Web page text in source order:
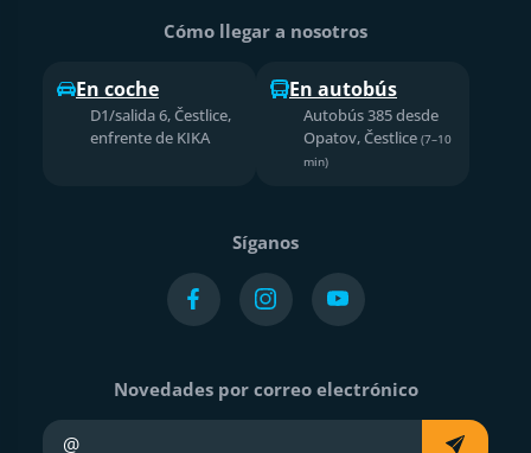
Cómo llegar a nosotros
En coche
D1/salida 6, Čestlice,
enfrente de KIKA
En autobús
Autobús 385 desde
Opatov, Čestlice (7–10
min)
Síganos
Novedades por correo electrónico